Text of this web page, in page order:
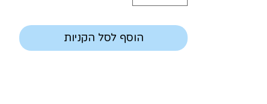
הוסף לסל הקניות